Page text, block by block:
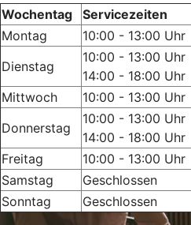
Wochentag Servicezeiten
Montag
10:00 - 13:00 Uhr
Dienstag
10:00 - 13:00 Uhr
14:00 - 18:00 Uhr
Mittwoch
10:00 - 13:00 Uhr
Donnerstag
10:00 - 13:00 Uhr
14:00 - 18:00 Uhr
Freitag
10:00 - 13:00 Uhr
Samstag
Geschlossen
Sonntag
Geschlossen